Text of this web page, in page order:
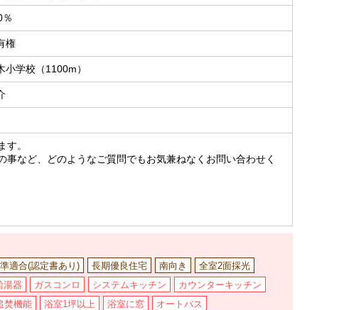
％
権
小学校（1100m）
。
など、どのようなご質問でもお気兼ねなくお問い合わせく
適合(認定書あり) 長期優良住宅 南向き
全室2面採光
湯器 ガスコンロ システムキッチン
カウンターキッチン
焚機能 浴室1坪以上 浴室に窓
オートバス